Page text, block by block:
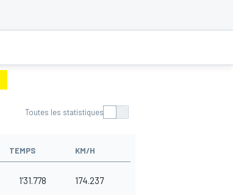
Toutes les statistiques
TEMPS KM/H
1'31.778 174.237